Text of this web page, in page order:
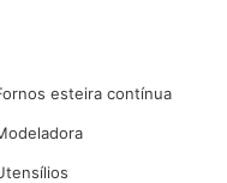
esteira contínua